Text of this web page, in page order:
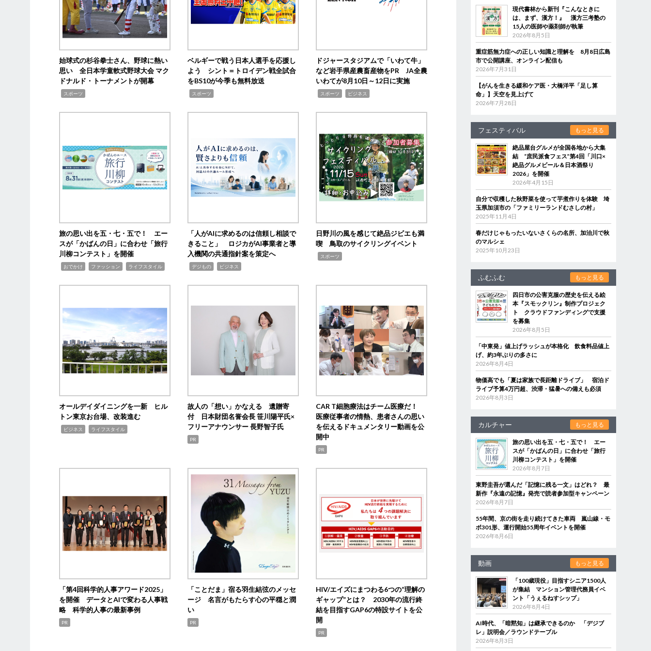
始球式の杉谷拳士さん、野球に熱い
思い 全日本学童軟式野球大会 マク
ドナルド・トーナメントが開幕
スポーツ
ベルギーで戦う日本人選手を応援し
よう シント＝トロイデン戦全試合
をBS10が今季も無料放送
スポーツ
ドジャースタジアムで「いわて牛」
など岩手県産農畜産物をPR JA全農
いわてが8月10日～12日に実施
スポーツ ビジネス
旅の思い出を五・七・五で！ エー
スが「かばんの日」に合わせ「旅行
川柳コンテスト」を開催
おでかけ ファッション ライフスタイル
「人がAIに求めるのは信頼し相談で
きること」 ロジカがAI事業者と導
入機関の共通指針案を策定へ
デジもの ビジネス
日野川の風を感じて絶品ジビエも満
喫 鳥取のサイクリングイベント
スポーツ
オールデイダイニングを一新 ヒル
トン東京お台場、改装進む
ビジネス ライフスタイル
故人の「想い」かなえる 遺贈寄
付 日本財団名誉会長 笹川陽平氏×
フリーアナウンサー 長野智子氏
PR
CAR T細胞療法はチーム医療だ！
医療従事者の情熱、患者さんの思い
を伝えるドキュメンタリー動画を公
開中
PR
「第4回科学的人事アワード2025」
を開催 データとAIで変わる人事戦
略 科学的人事の最新事例
PR
「ことだま」宿る羽生結弦のメッセ
ージ 名言がもたらす心の平穏と潤
い
PR
HIV/エイズにまつわる6つの“理解の
ギャップ”とは？ 2030年の流行終
結を目指すGAP6の特設サイトを公
開
PR
現代書林から新刊『こんなときに
は、まず、漢方！』 漢方三考塾の
15人の医師や薬剤師が執筆
2026年8月5日
重症筋無力症への正しい知識と理解を 8月8日広島
市で公開講座、オンライン配信も
2026年7月31日
【がんを生きる緩和ケア医・大橋洋平「足し算
命」】天空を見上げて
2026年7月28日
フェスティバル もっと見る
絶品屋台グルメが全国各地から大集
結 “庶民派食フェス”第4回「川口×
絶品グルメビール＆日本酒祭り
2026」を開催
2026年4月15日
自分で収穫した秋野菜を使って芋煮作りを体験 埼
玉県加須市の「ファミリーランドむさしの村」
2025年11月4日
春だけじゃもったいないさくらの名所、加治川で秋
のマルシェ
2025年10月23日
ふむふむ もっと見る
四日市の公害克服の歴史を伝える絵
本『スモックリン』制作プロジェク
ト クラウドファンディングで支援
を募集
2026年8月5日
「中東発」値上げラッシュが本格化 飲食料品値上
げ、約3年ぶりの多さに
2026年8月4日
物価高でも「夏は家族で長距離ドライブ」 宿泊ド
ライブ予算4万円超、渋滞・猛暑への備えも必須
2026年8月3日
カルチャー もっと見る
旅の思い出を五・七・五で！ エー
スが「かばんの日」に合わせ「旅行
川柳コンテスト」を開催
2026年8月7日
東野圭吾が選んだ「記憶に残る一文」はどれ？ 最
新作『永遠の記憶』発売で読者参加型キャンペーン
2026年8月7日
55年間、京の街を走り続けてきた車両 嵐山線・モ
ボ301形、運行開始55周年イベントを開催
2026年8月6日
動画 もっと見る
「100歳現役」目指すシニア1500人
が集結 マンション管理代務員イベ
ント「うぇるねすシップ」
2026年8月4日
AI時代、「暗黙知」は継承できるのか 「デジブ
レ」説明会／ラウンドテーブル
2026年8月3日